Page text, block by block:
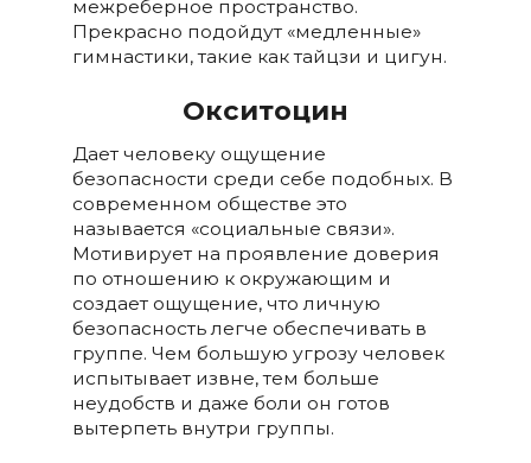
межреберное пространство.
Прекрасно подойдут «медленные»
гимнастики, такие как тайцзи и цигун.
Окситоцин
Дает человеку ощущение
безопасности среди себе подобных. В
современном обществе это
называется «социальные связи».
Мотивирует на проявление доверия
по отношению к окружающим и
создает ощущение, что личную
безопасность легче обеспечивать в
группе. Чем большую угрозу человек
испытывает извне, тем больше
неудобств и даже боли он готов
вытерпеть внутри группы.